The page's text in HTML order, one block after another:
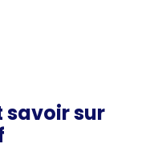
savoir sur